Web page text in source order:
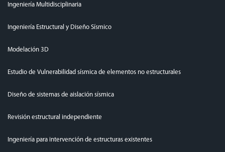
Ingeniería Multidisciplinaria
Ingeniería Estructural y Diseño Sísmico
Modelación 3D
Estudio de Vulnerabilidad sísmica de elementos no estructurales
Diseño de sistemas de aislación sísmica
Revisión estructural independiente
Ingeniería para intervención de estructuras existentes